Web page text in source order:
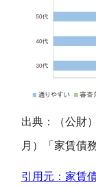
出典：（公財
月）「家賃債
引用元：家賃